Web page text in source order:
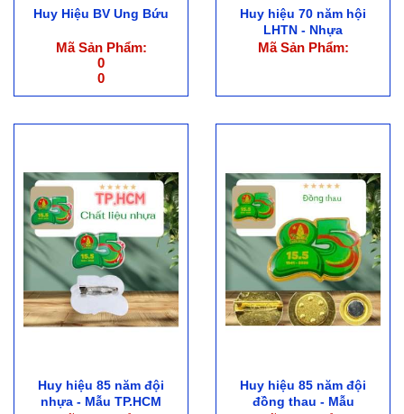
Huy Hiệu BV Ung Bứu
Mã Sản Phẩm:
0
0
Huy hiệu 70 năm hội
LHTN - Nhựa
Mã Sản Phẩm:
Huy hiệu 85 năm đội
nhựa - Mẫu TP.HCM
Huy hiệu 85 năm đội
đồng thau - Mẫu